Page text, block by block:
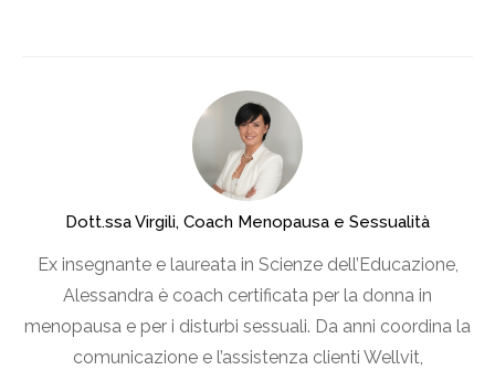
Dott.ssa Virgili, Coach Menopausa e Sessualità
Ex insegnante e laureata in Scienze dell’Educazione,
Alessandra è coach certificata per la donna in
menopausa e per i disturbi sessuali. Da anni coordina la
comunicazione e l’assistenza clienti Wellvit,